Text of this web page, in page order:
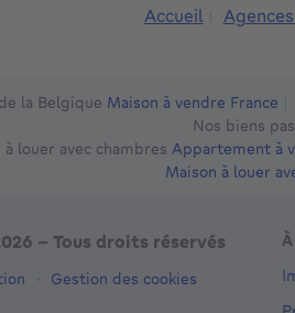
Accueil
la Belgique Maison à vendre France
Nos biens
à louer avec chambres Appartement à
Maison à louer
- Tous droits réservés
Gestion des cookies